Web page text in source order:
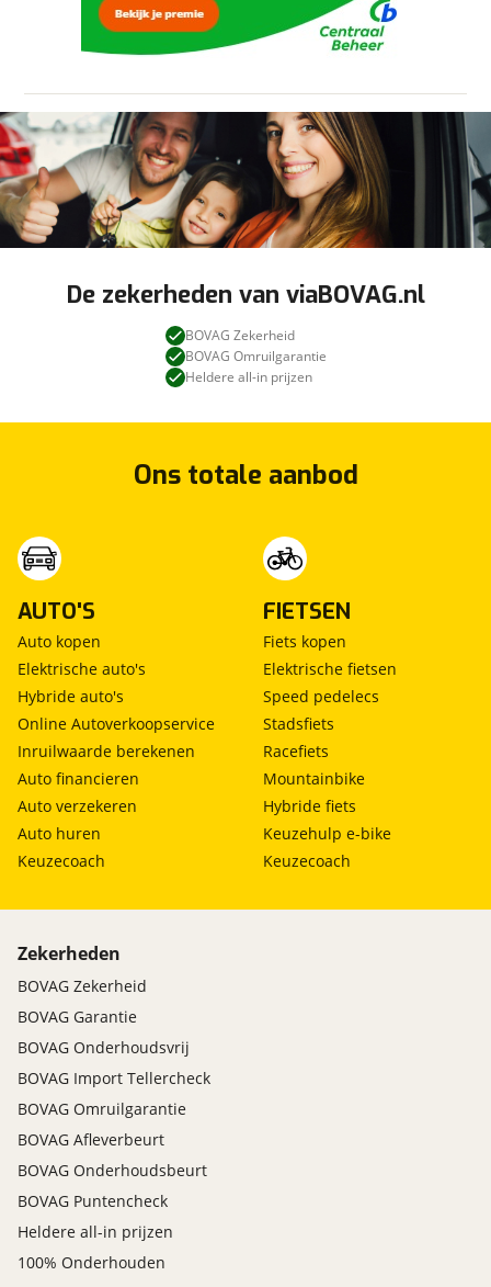
worden aan/uitgevinkt. Controleer zelf altijd goed
welke opties voor u belangrijk zijn. Bent u niet
100% zeker? neem contact met ons op om
verwarring te voorkomen!
onzeprivacyverklaring
De zekerheden van viaBOVAG.nl
BOVAG Zekerheid
BOVAG Omruilgarantie
Heldere all-in prijzen
Ons totale aanbod
AUTO'S
Auto kopen
Elektrische auto's
Hybride auto's
Online Autoverkoopservice
Inruilwaarde berekenen
Auto financieren
Auto verzekeren
Auto huren
Keuzecoach
FIETSEN
Fiets kopen
Elektrische fietsen
Speed pedelecs
Stadsfiets
Racefiets
Mountainbike
Hybride fiets
Keuzehulp e-bike
Keuzecoach
Zekerheden
BOVAG Zekerheid
BOVAG Garantie
BOVAG Onderhoudsvrij
BOVAG Import Tellercheck
BOVAG Omruilgarantie
BOVAG Afleverbeurt
BOVAG Onderhoudsbeurt
BOVAG Puntencheck
Heldere all-in prijzen
100% Onderhouden